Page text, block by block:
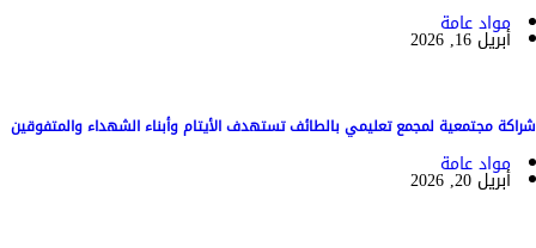
مواد عامة
أبريل 16, 2026
شراكة مجتمعية لمجمع تعليمي بالطائف تستهدف الأيتام وأبناء الشهداء والمتفوقين
مواد عامة
أبريل 20, 2026